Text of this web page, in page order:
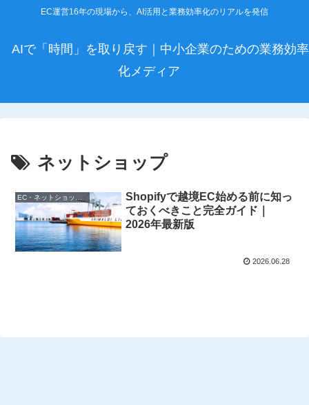
EC運営16年の現場から、AI活用と業務効率化のリアルを発信
AIで「時間」を取り戻す｜中小企業のための業務効率
化メディア
ネットショップ
Shopifyで越境EC始める前に知っ
ておくべきこと完全ガイド｜
2026年最新版
2026.06.28